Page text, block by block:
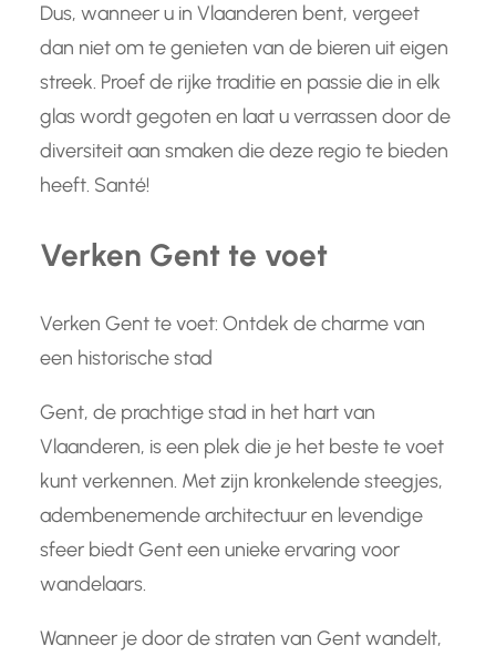
Dus, wanneer u in Vlaanderen bent, vergeet
dan niet om te genieten van de bieren uit eigen
streek. Proef de rijke traditie en passie die in elk
glas wordt gegoten en laat u verrassen door de
diversiteit aan smaken die deze regio te bieden
heeft. Santé!
Verken Gent te voet
Verken Gent te voet: Ontdek de charme van
een historische stad
Gent, de prachtige stad in het hart van
Vlaanderen, is een plek die je het beste te voet
kunt verkennen. Met zijn kronkelende steegjes,
adembenemende architectuur en levendige
sfeer biedt Gent een unieke ervaring voor
wandelaars.
Wanneer je door de straten van Gent wandelt,